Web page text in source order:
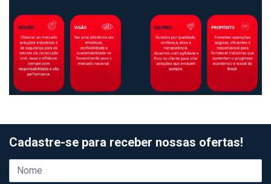
Cadastre-se para receber nossas ofertas!